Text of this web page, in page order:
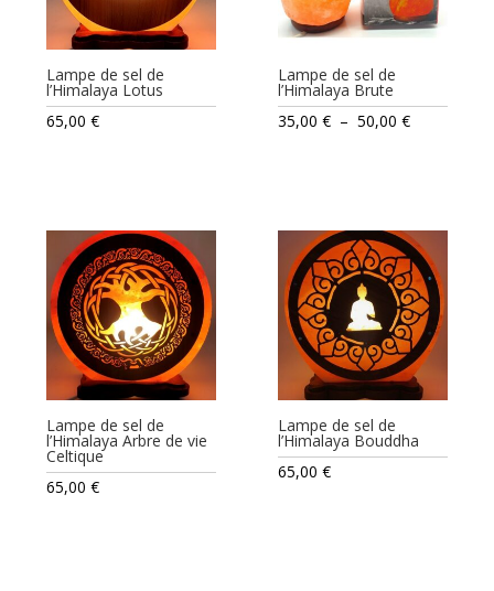
Lampe de sel de
l’Himalaya Lotus
65,00€
Lampe de sel de
l’Himalaya Brute
35,00€ – 50,00€Plage
à
50,00 €
Lampe de sel de
l’Himalaya Arbre de vie
Celtique
65,00€
Lampe de sel de
l’Himalaya Bouddha
65,00€